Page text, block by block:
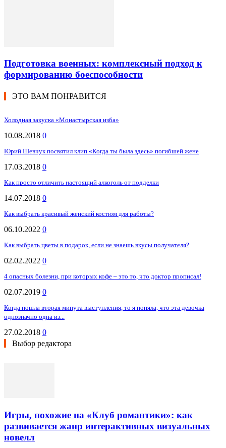
Подготовка военных: комплексный подход к
формированию боеспособности
ЭТО ВАМ ПОНРАВИТСЯ
Холодная закуска «Монастырская изба»
10.08.2018 0
Юрий Шевчук посвятил клип «Когда ты была здесь» погибшей жене
17.03.2018 0
Как просто отличить настоящий алкоголь от подделки
14.07.2018 0
Как выбрать красивый женский костюм для работы?
06.10.2022 0
Как выбрать цветы в подарок, если не знаешь вкусы получателя?
02.02.2022 0
4 опасных болезни, при которых кофе – это то, что доктор прописал!
02.07.2019 0
Когда пошла вторая минута выступления, то я поняла, что эта девочка
однозначно одна из...
27.02.2018 0
Выбор редактора
Игры, похожие на «Клуб романтики»: как
развивается жанр интерактивных визуальных
новелл